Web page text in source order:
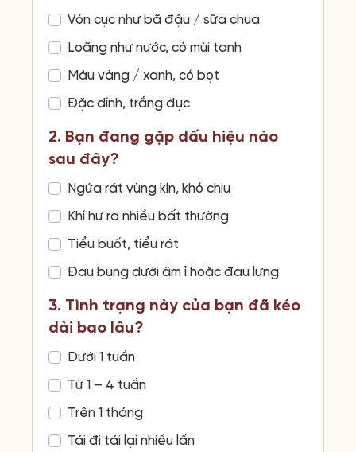
Vón cục như bã đậu / sữa chua
Loãng như nước, có mùi tanh
Màu vàng / xanh, có bọt
Đặc dính, trắng đục
2. Bạn đang gặp dấu hiệu nào
sau đây?
Ngứa rát vùng kín, khó chịu
Khí hư ra nhiều bất thường
Tiểu buốt, tiểu rát
Đau bụng dưới âm ỉ hoặc đau lưng
3. Tình trạng này của bạn đã kéo
dài bao lâu?
Dưới 1 tuần
Từ 1 – 4 tuần
Trên 1 tháng
Tái đi tái lại nhiều lần